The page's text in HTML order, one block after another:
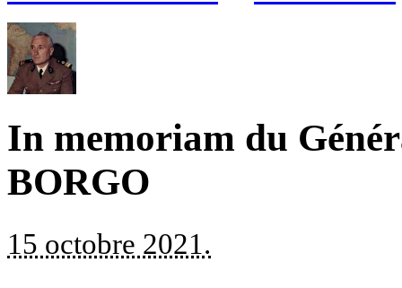
In memoriam du
BORGO
15 octobre 2021.